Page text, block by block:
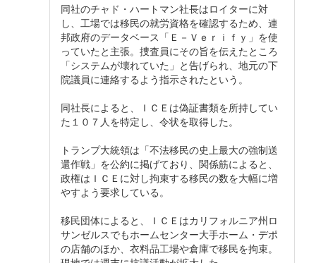
同社のチャド・ハートマン社長はロイターに対
し、工場では移民の就労資格を確認するため、連
邦政府のデータベース「Ｅ－Ｖｅｒｉｆｙ」を使
っていたと主張。捜査員にその旨を伝えたところ
「システムが壊れていた」と告げられ、地元の下
院議員に連絡するよう指示されたという。
同社長によると、ＩＣＥは偽証書類を所持してい
た１０７人を特定し、令状を取得した。
トランプ大統領は「不法移民の史上最大の強制送
還作戦」を公約に掲げており、関係筋によると、
政権はＩＣＥに対し拘束する移民の数を大幅に増
やすよう要求している。
移民団体によると、ＩＣＥはカリフォルニア州ロ
サンゼルスでもホームセンター大手ホーム・デポ
の店舗のほか、衣料品工場や倉庫で移民を拘束。